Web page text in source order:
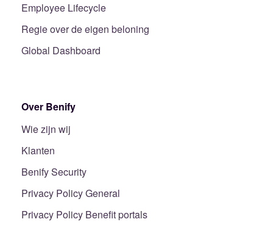
Employee Lifecycle
Regie over de eigen beloning
Global Dashboard
Over Benify
Wie zijn wij
Klanten
Benify Security
Privacy Policy General
Privacy Policy Benefit portals